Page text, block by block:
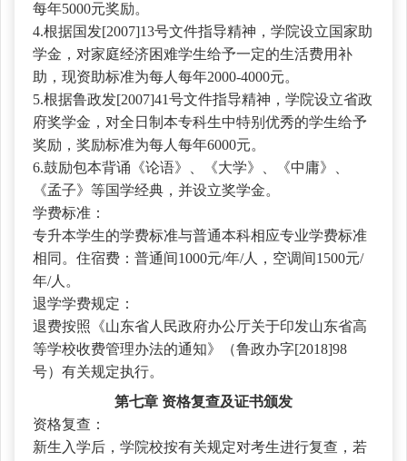
每年5000元奖励。
4.根据国发[2007]13号文件指导精神，学院设立国家助
学金，对家庭经济困难学生给予一定的生活费用补
助，现资助标准为每人每年2000-4000元。
5.根据鲁政发[2007]41号文件指导精神，学院设立省政
府奖学金，对全日制本专科生中特别优秀的学生给予
奖励，奖励标准为每人每年6000元。
6.鼓励包本背诵《论语》、《大学》、《中庸》、
《孟子》等国学经典，并设立奖学金。
学费标准：
专升本学生的学费标准与普通本科相应专业学费标准
相同。住宿费：普通间1000元/年/人，空调间1500元/
年/人。
退学学费规定：
退费按照《山东省人民政府办公厅关于印发山东省高
等学校收费管理办法的通知》（鲁政办字[2018]98
号）有关规定执行。
第七章 资格复查及证书颁发
资格复查：
新生入学后，学院校按有关规定对考生进行复查，若